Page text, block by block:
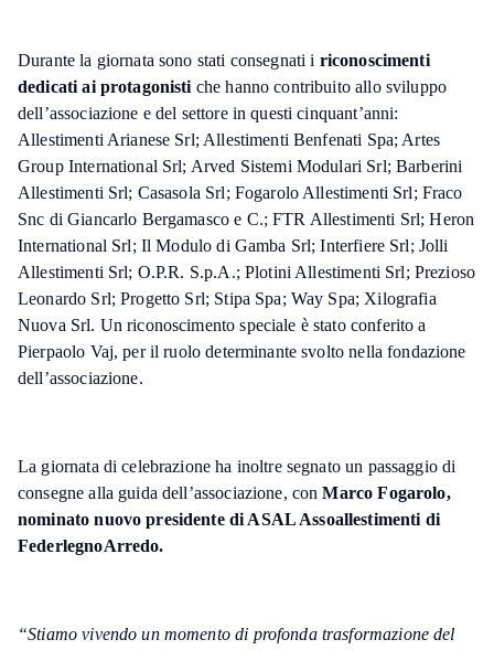
Durante la giornata sono stati consegnati i riconoscimenti
dedicati ai protagonisti che hanno contribuito allo sviluppo
dell’associazione e del settore in questi cinquant’anni:
Allestimenti Arianese Srl; Allestimenti Benfenati Spa; Artes
Group International Srl; Arved Sistemi Modulari Srl; Barberini
Allestimenti Srl; Casasola Srl; Fogarolo Allestimenti Srl; Fraco
Snc di Giancarlo Bergamasco e C.; FTR Allestimenti Srl; Heron
International Srl; Il Modulo di Gamba Srl; Interfiere Srl; Jolli
Allestimenti Srl; O.P.R. S.p.A.; Plotini Allestimenti Srl; Prezioso
Leonardo Srl; Progetto Srl; Stipa Spa; Way Spa; Xilografia
Nuova Srl. Un riconoscimento speciale è stato conferito a
Pierpaolo Vaj, per il ruolo determinante svolto nella fondazione
dell’associazione.
La giornata di celebrazione ha inoltre segnato un passaggio di
consegne alla guida dell’associazione, conMarco Fogarolo,
nominato nuovo presidente di ASAL Assoallestimenti di
FederlegnoArredo.
“Stiamo vivendo un momento di profonda trasformazione del